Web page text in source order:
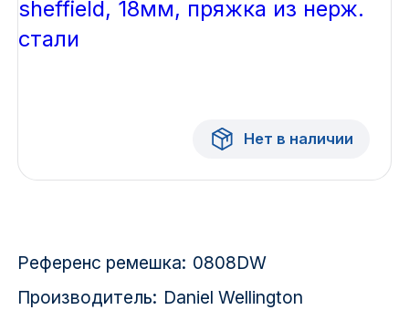
Краснодар
3-й Участок
Нет в наличии
Референс ремешка: 0808DW
Производитель: Daniel Wellington